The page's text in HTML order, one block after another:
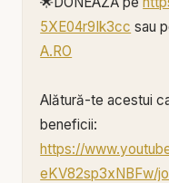
5XE04r9Ik3cc sau
A.RO
Alătură-te acestui
beneficii:
https://
eKV82sp3xNBFw/